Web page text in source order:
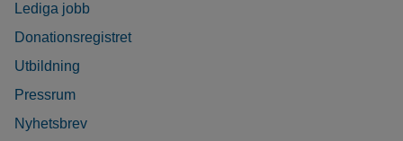
Lediga jobb
Donationsregistret
Utbildning
Pressrum
Nyhetsbrev